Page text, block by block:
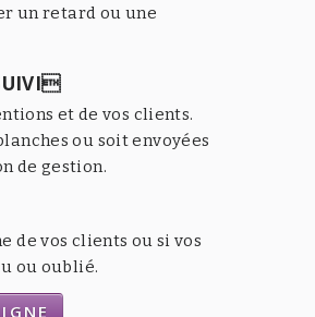
un retard ou une
et de vos clients.
ou soit envoyées
de gestion.
de vos clients ou si vos
ou oublié.